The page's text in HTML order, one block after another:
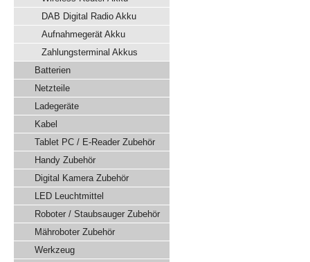
DAB Digital Radio Akku
Aufnahmegerät Akku
Zahlungsterminal Akkus
Batterien
Netzteile
Ladegeräte
Kabel
Tablet PC / E-Reader Zubehör
Handy Zubehör
Digital Kamera Zubehör
LED Leuchtmittel
Roboter / Staubsauger Zubehör
Mähroboter Zubehör
Werkzeug